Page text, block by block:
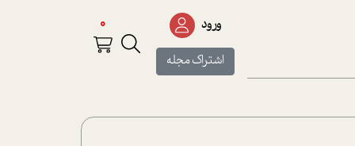
ورود
اشتراک مجله
0